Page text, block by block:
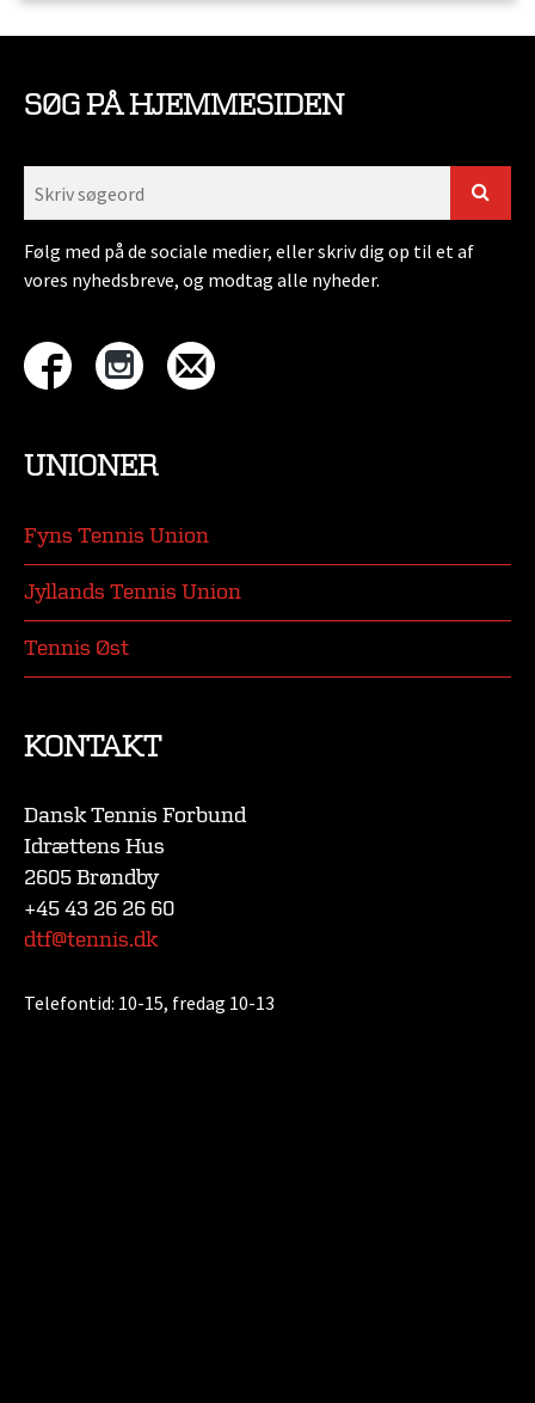
SØG PÅ HJEMMESIDEN
Følg med på de sociale medier, eller skriv dig op til et af
vores nyhedsbreve, og modtag alle nyheder.
UNIONER
Fyns Tennis Union
Jyllands Tennis Union
Tennis Øst
KONTAKT
Dansk Tennis Forbund
Idrættens Hus
2605 Brøndby
+45 43 26 26 60
dtf@tennis.dk
Telefontid: 10-15, fredag 10-13